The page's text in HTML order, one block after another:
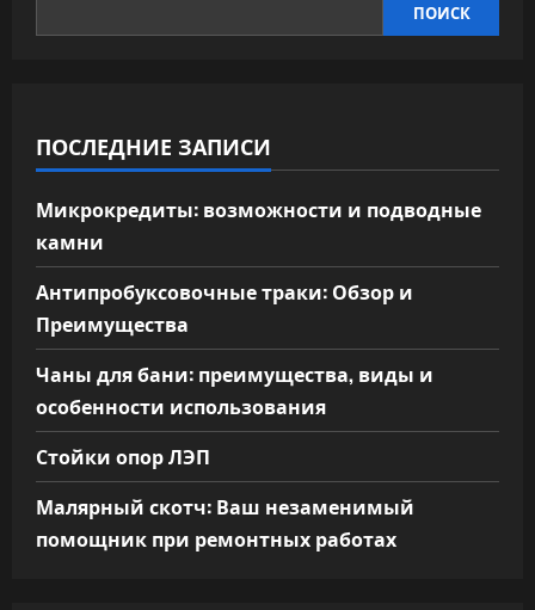
ПОИСК
ПОСЛЕДНИЕ ЗАПИСИ
Микрокредиты: возможности и подводные
камни
Антипробуксовочные траки: Обзор и
Преимущества
Чаны для бани: преимущества, виды и
особенности использования
Стойки опор ЛЭП
Малярный скотч: Ваш незаменимый
помощник при ремонтных работах